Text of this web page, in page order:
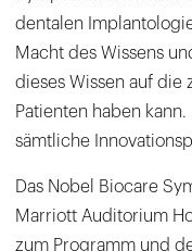
dentalen
Macht des Wissens
dieses Wissen auf die
Patienten haben
sämtliche
Das Nobel Biocare
Marriott Auditorium
zum Programm und